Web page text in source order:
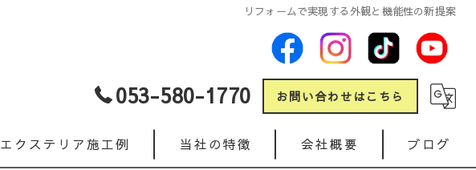
リフォームで実現する外観と機能性の新提案
053-580-1770 お問い合わせはこちら
エクステリア施工例 当社の特徴 会社概要 ブログ